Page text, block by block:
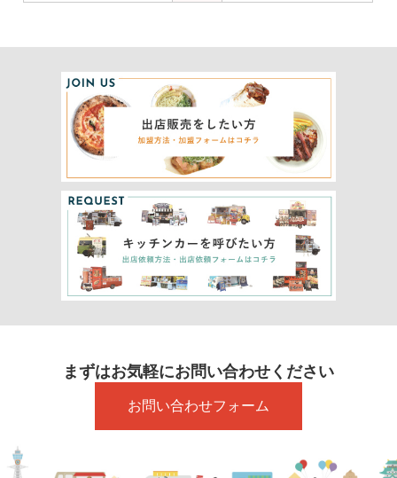
まずはお気軽にお問い合わせください
お問い合わせフォーム